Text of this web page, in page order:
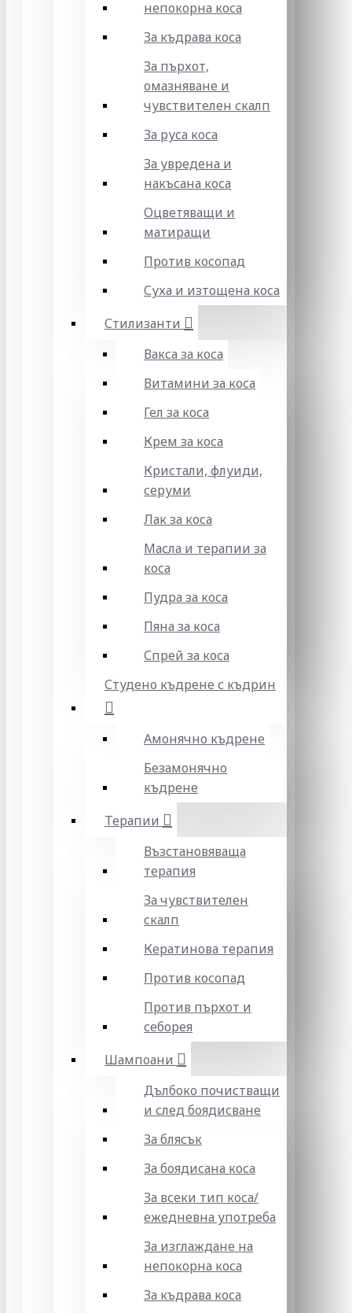
непокорна коса
За къдрава коса
За пърхот,
омазняване и
чувствителен скалп
За руса коса
За увредена и
накъсана коса
Оцветяващи и
матиращи
Против косопад
Суха и изтощена коса
Стилизанти
Вакса за коса
Витамини за коса
Гел за коса
Крем за коса
Кристали, флуиди,
серуми
Лак за коса
Масла и терапии за
коса
Пудра за коса
Пяна за коса
Спрей за коса
Студено къдрене с къдрин
Амонячно къдрене
Безамонячно
къдрене
Терапии
Възстановяваща
терапия
За чувствителен
скалп
Кератинова терапия
Против косопад
Против пърхот и
себорея
Шампоани
Дълбоко почистващи
и след боядисване
За блясък
За боядисана коса
За всеки тип коса/
ежедневна употреба
За изглаждане на
непокорна коса
За къдрава коса